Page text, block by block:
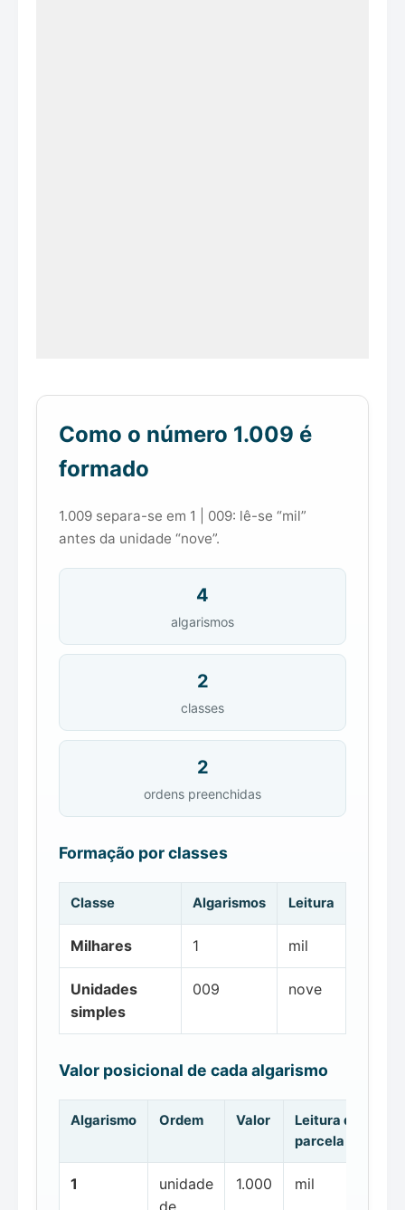
Como o número 1.009 é
formado
1.009 separa-se em 1 | 009: lê-se “mil”
antes da unidade “nove”.
4
algarismos
2
classes
2
ordens preenchidas
Formação por classes
Classe Algarismos Leitura
Milhares 1 mil
Unidades
simples
009 nove
Valor posicional de cada algarismo
Algarismo Ordem Valor
Leitura da
parcela
1
unidade
de
1.000 mil